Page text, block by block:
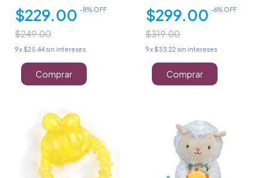
$229.00 -8% OFF
$249.00
9x $25.44 sin intereses
$299.00 -6% OFF
$319.00
9 x $33.22 sin intereses
Comprar